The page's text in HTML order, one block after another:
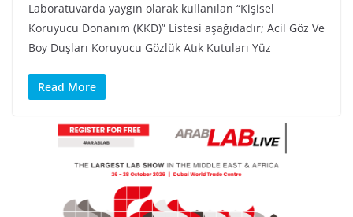
Laboratuvarda yaygın olarak kullanılan “Kişisel
Koruyucu Donanım (KKD)” Listesi aşağıdadır; Acil Göz Ve
Boy Duşları Koruyucu Gözlük Atık Kutuları Yüz
Read More